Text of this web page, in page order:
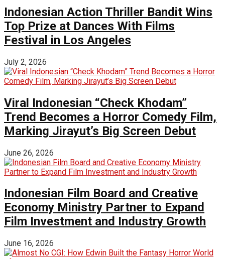
Indonesian Action Thriller Bandit Wins
Top Prize at Dances With Films
Festival in Los Angeles
July 2, 2026
Viral Indonesian “Check Khodam”
Trend Becomes a Horror Comedy Film,
Marking Jirayut’s Big Screen Debut
June 26, 2026
Indonesian Film Board and Creative
Economy Ministry Partner to Expand
Film Investment and Industry Growth
June 16, 2026